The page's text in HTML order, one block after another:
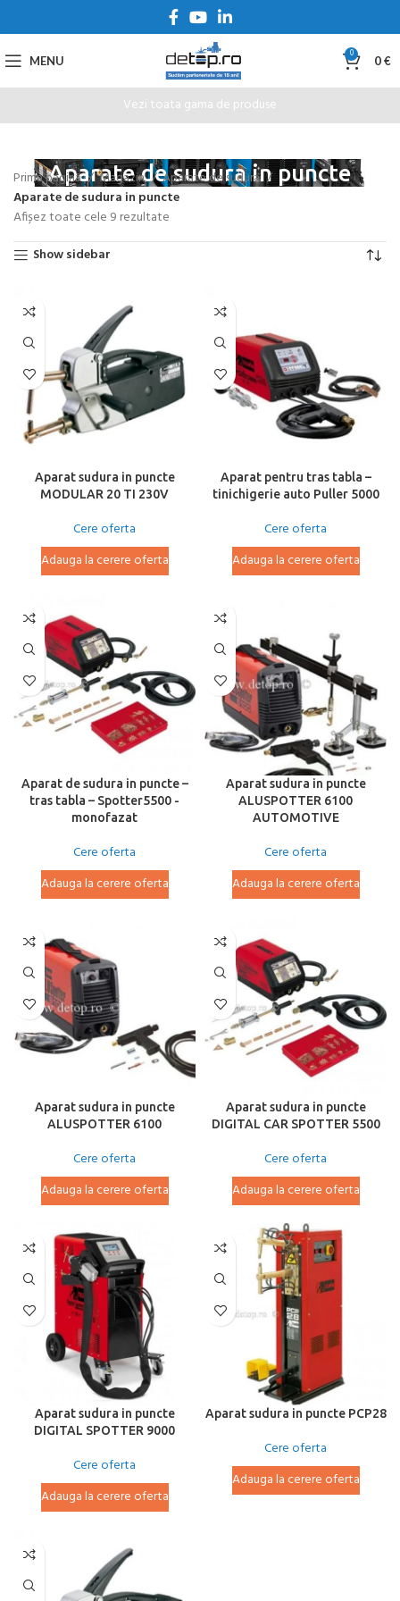
MENU 0 0€
Vezi toata gama de produse
Aparate de sudura in puncte
Prima pagină Magazin
Aparate de sudura
Aparate de sudura in puncte
Afișez toate cele 9 rezultate
Show sidebar
Aparat sudura in puncte
MODULAR 20 TI 230V
Cere oferta
Adauga la cerere oferta
Aparat pentru tras tabla –
tinichigerie auto Puller 5000
Cere oferta
Adauga la cerere oferta
Aparat de sudura in puncte –
tras tabla – Spotter5500 -
monofazat
Cere oferta
Adauga la cerere oferta
Aparat sudura in puncte
ALUSPOTTER 6100
AUTOMOTIVE
Cere oferta
Adauga la cerere oferta
Aparat sudura in puncte
ALUSPOTTER 6100
Cere oferta
Adauga la cerere oferta
Aparat sudura in puncte
DIGITAL CAR SPOTTER 5500
Cere oferta
Adauga la cerere oferta
Aparat sudura in puncte
DIGITAL SPOTTER 9000
Cere oferta
Adauga la cerere oferta
Aparat sudura in puncte PCP28
Cere oferta
Adauga la cerere oferta